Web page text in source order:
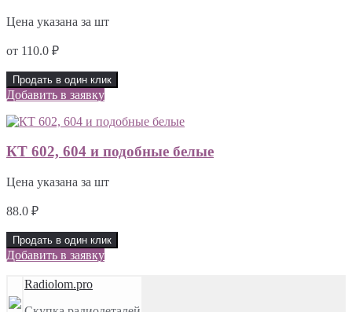
Цена указана за шт
от 110.0 ₽
Продать в один клик
Добавить в заявку
КТ 602, 604 и подобные белые
Цена указана за шт
88.0 ₽
Продать в один клик
Добавить в заявку
Radiolom.pro